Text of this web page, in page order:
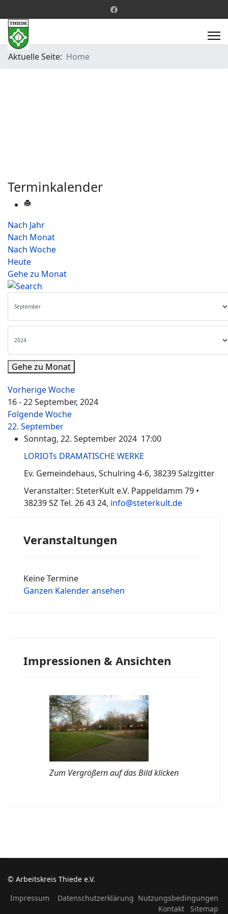
Aktuelle Seite: Home
Terminkalender
Nach Jahr
Nach Monat
Nach Woche
Heute
Gehe zu Monat
Gehe zu Monat
Vorherige Woche
16 - 22 September, 2024
Folgende Woche
22. September
Sonntag, 22. September 2024 17:00
LORIOTs DRAMATISCHE WERKE
Ev. Gemeindehaus, Schulring 4-6, 38239 Salzgitter
Veranstalter: SteterKult e.V. Pappeldamm 79 •
38239 SZ Tel. 26 43 24, info@steterkult.de
Veranstaltungen
Keine Termine
Ganzen Kalender ansehen
Impressionen & Ansichten
Zum Vergrößern auf das Bild klicken
© Arbeitskreis Thiede e.V.
Impressum
Datenschutzerklärung Nutzungsbedingungen
Kontakt
Sitemap